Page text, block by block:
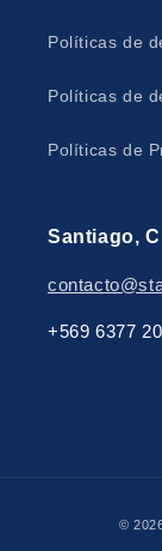
Políticas de
Políticas de
Políticas de
Santiago,
+569 6377
©